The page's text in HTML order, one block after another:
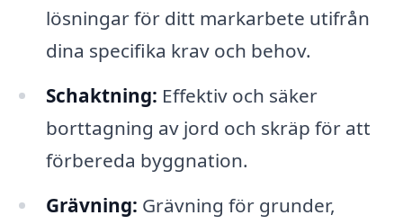
lösningar för ditt markarbete utifrån
dina specifika krav och behov.
Schaktning: Effektiv och säker
borttagning av jord och skräp för att
förbereda byggnation.
Grävning: Grävning för grunder,